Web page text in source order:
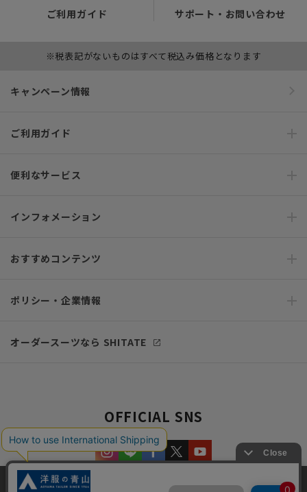
ご利用ガイド サポート・お問い合わせ
※税表記がないものはすべて税込み価格となります
キャンペーン情報
ご利用ガイド
便利なサービス
インフォメーション
おすすめコンテンツ
ポリシー・企業情報
オーダースーツなら SHITATE
OFFICIAL SNS